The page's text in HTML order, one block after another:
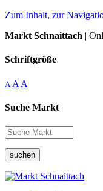
Zum Inhalt, zur
Markt Schnaittach |
Schriftgröße
A A A
Suche Markt
suchen